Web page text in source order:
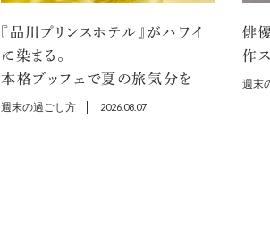
『品川プリンスホテル』がハワイ
に染まる。
本格ブッフェで夏の旅気分を
週末の過ごし方 2026.08.07
俳
作
週末